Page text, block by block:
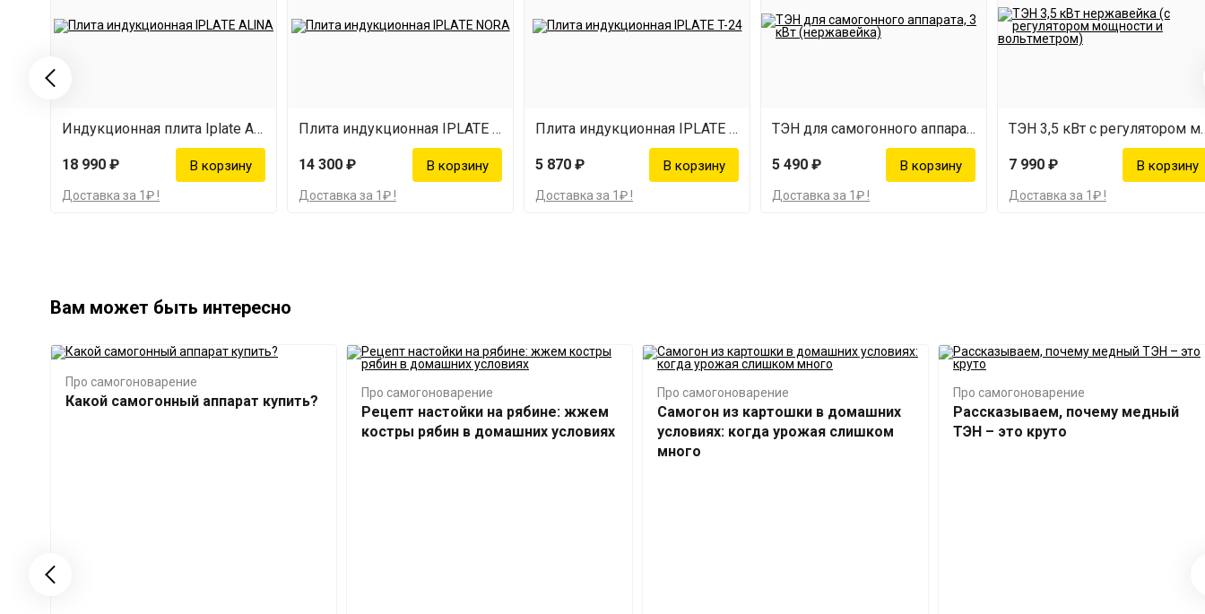
Индукционная плита Iplate Alina 3500 Вт
18 990 ₽
Доставка за 1₽ !
Плита индукционная IPLATE NORA
14 300 ₽
Доставка за 1₽ !
Плита индукционная IPLATE T-24
5 870 ₽
Доставка за 1₽ !
ТЭН для самогонного аппарата, 3 кВт (нержавейка)
5 490 ₽
Доставка за 1₽ !
ТЭН 3,5 кВт с
7 990 ₽
Доставка за 1₽ !
Вам может быть интересно
Про самогоноварение
Какой самогонный аппарат купить? Про самогоноварение
Рецепт настойки на рябине: жжем
костры рябин в домашних условиях
Про самогоноварение
Самогон из картошки в домашних
условиях: когда урожая слишком
много
Про самогоноварение
Рассказываем, почему медный
ТЭН – это круто